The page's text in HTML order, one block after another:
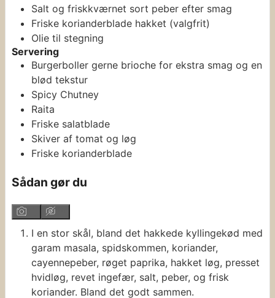
Salt og friskkværnet sort peber efter smag
Friske korianderblade hakket (valgfrit)
Olie til stegning
Servering
Burgerboller gerne brioche for ekstra smag og en
blød tekstur
Spicy Chutney
Raita
Friske salatblade
Skiver af tomat og løg
Friske korianderblade
Sådan gør du
I en stor skål, bland det hakkede kyllingekød med
garam masala, spidskommen, koriander,
cayennepeber, røget paprika, hakket løg, presset
hvidløg, revet ingefær, salt, peber, og frisk
koriander. Bland det godt sammen.